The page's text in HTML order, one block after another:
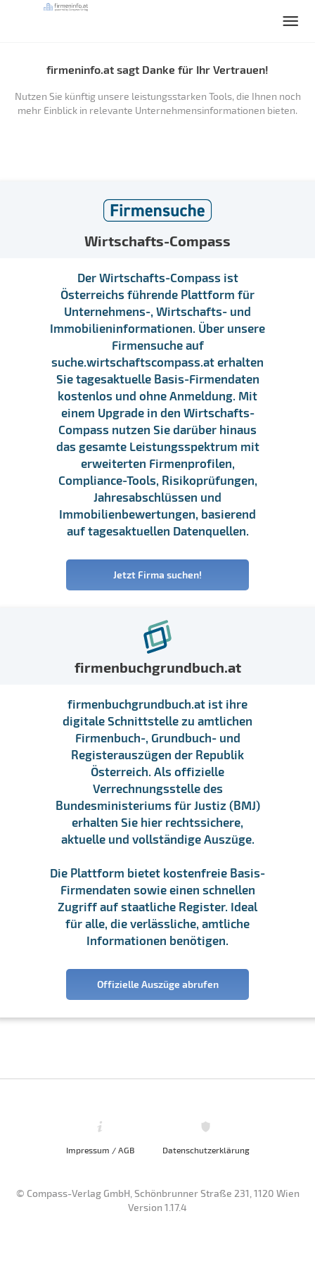
firmeninfo.at sagt Danke für Ihr Vertrauen!
Nutzen Sie künftig unsere leistungsstarken Tools, die Ihnen noch
mehr Einblick in relevante Unternehmensinformationen bieten.
Wirtschafts-Compass
Der Wirtschafts-Compass ist
Österreichs führende Plattform für
Unternehmens-, Wirtschafts- und
Immobilieninformationen. Über unsere
Firmensuche auf
suche.wirtschaftscompass.at erhalten
Sie tagesaktuelle Basis-Firmendaten
kostenlos und ohne Anmeldung. Mit
einem Upgrade in den Wirtschafts-
Compass nutzen Sie darüber hinaus
das gesamte Leistungsspektrum mit
erweiterten Firmenprofilen,
Compliance-Tools, Risikoprüfungen,
Jahresabschlüssen und
Immobilienbewertungen, basierend
auf tagesaktuellen Datenquellen.
Jetzt Firma suchen!
firmenbuchgrundbuch.at
firmenbuchgrundbuch.at ist ihre
digitale Schnittstelle zu amtlichen
Firmenbuch-, Grundbuch- und
Registerauszügen der Republik
Österreich. Als offizielle
Verrechnungsstelle des
Bundesministeriums für Justiz (BMJ)
erhalten Sie hier rechtssichere,
aktuelle und vollständige Auszüge.
Die Plattform bietet kostenfreie Basis-
Firmendaten sowie einen schnellen
Zugriff auf staatliche Register. Ideal
für alle, die verlässliche, amtliche
Informationen benötigen.
Offizielle Auszüge abrufen
Impressum / AGB Datenschutzerklärung
© Compass-Verlag GmbH, Schönbrunner Straße 231, 1120 Wien
Version 1.17.4